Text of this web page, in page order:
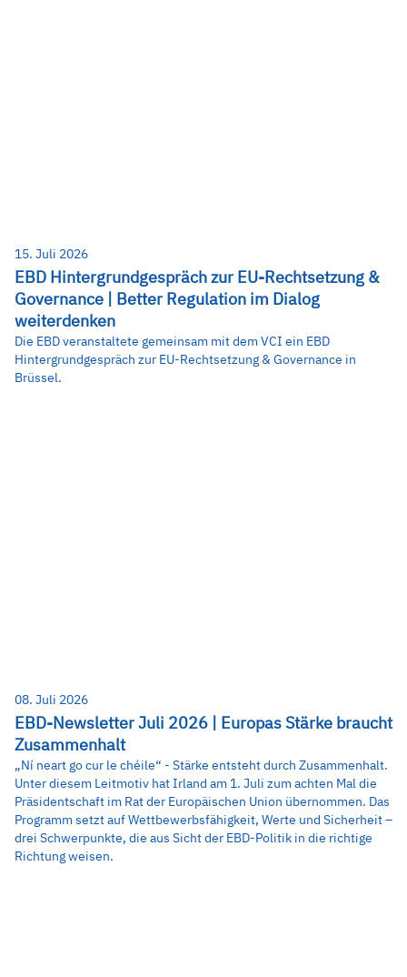
15. Juli 2026
EBD Hintergrundgespräch zur EU-Rechtsetzung &
Governance | Better Regulation im Dialog
weiterdenken
Die EBD veranstaltete gemeinsam mit dem VCI ein EBD
Hintergrundgespräch zur EU-Rechtsetzung & Governance in
Brüssel.
08. Juli 2026
EBD-Newsletter Juli 2026 | Europas Stärke braucht
Zusammenhalt
„Ní neart go cur le chéile“ - Stärke entsteht durch Zusammenhalt.
Unter diesem Leitmotiv hat Irland am 1. Juli zum achten Mal die
Präsidentschaft im Rat der Europäischen Union übernommen. Das
Programm setzt auf Wettbewerbsfähigkeit, Werte und Sicherheit –
drei Schwerpunkte, die aus Sicht der EBD-Politik in die richtige
Richtung weisen.